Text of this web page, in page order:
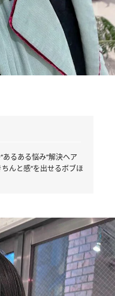
あるある悩み”解決ヘア
んと感”を出せるボブほ